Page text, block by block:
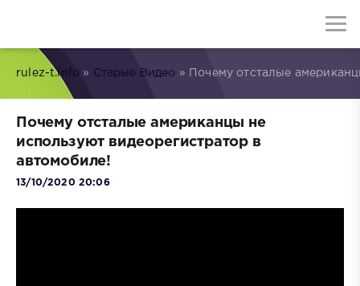
rulez-t.info » Старые Видео » Почему отсталые
Почему отсталые американцы не
используют видеорегистратор в
автомобиле!
13/10/2020 20:06